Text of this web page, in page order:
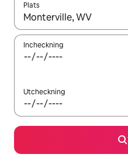
Plats
När resultaten är
Incheckning
Utcheckning